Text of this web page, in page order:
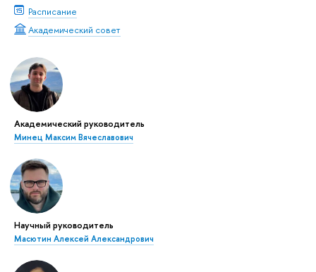
Расписание
Академический совет
Академический руководитель
Минец Максим Вячеславович
Научный руководитель
Масютин Алексей Александрович